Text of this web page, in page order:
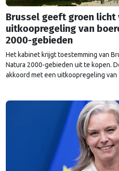
Brussel geeft groen licht
uitkoopregeling van
2000-gebieden
Het kabinet krijgt toestemming van
Natura 2000-gebieden uit te kopen.
akkoord met een uitkoopregeling van